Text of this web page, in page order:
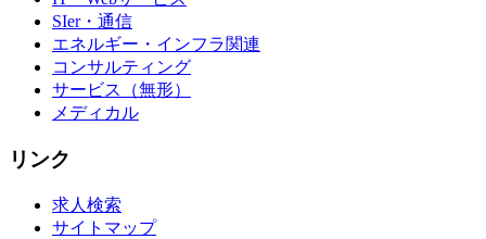
SIer・通信
エネルギー・インフラ関連
コンサルティング
サービス（無形）
メディカル
リンク
求人検索
サイトマップ